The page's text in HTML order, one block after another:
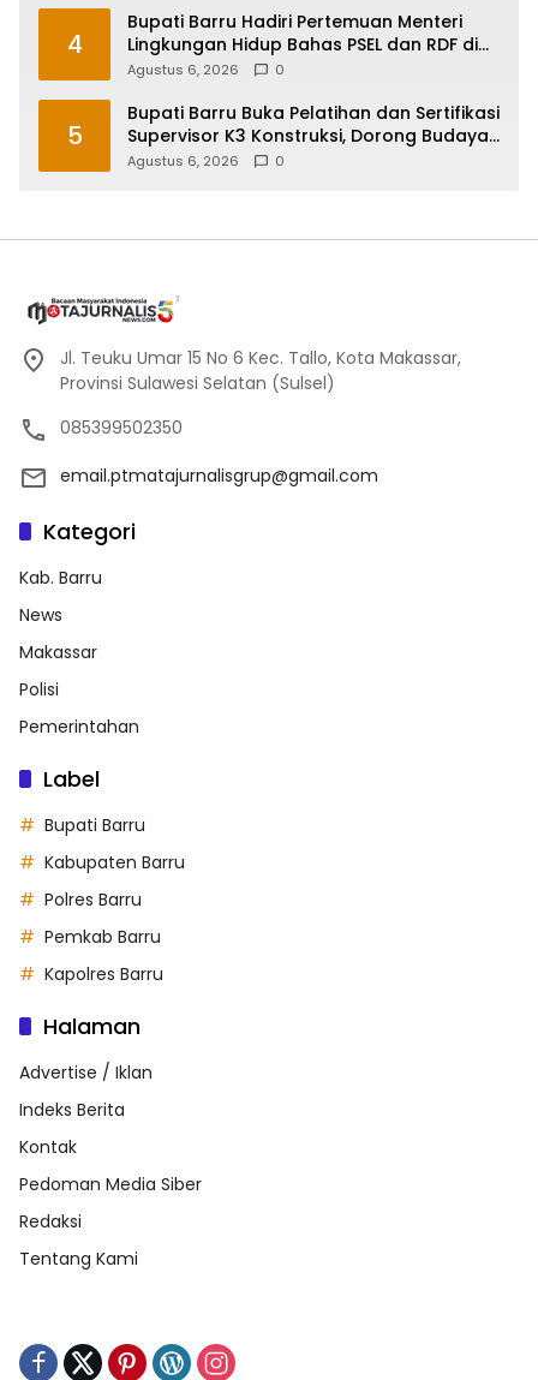
4
Bupati Barru Hadiri Pertemuan Menteri
Lingkungan Hidup Bahas PSEL dan RDF di
Sulsel
Agustus 6, 2026 0
5
Bupati Barru Buka Pelatihan dan Sertifikasi
Supervisor K3 Konstruksi, Dorong Budaya
Zero Accident
Agustus 6, 2026 0
Jl. Teuku Umar 15 No 6 Kec. Tallo, Kota Makassar,
Provinsi Sulawesi Selatan (Sulsel)
085399502350
email.ptmatajurnalisgrup@gmail.com
Kategori
Kab. Barru
News
Makassar
Polisi
Pemerintahan
Label
Bupati Barru
Kabupaten Barru
Polres Barru
Pemkab Barru
Kapolres Barru
Halaman
Advertise / Iklan
Indeks Berita
Kontak
Pedoman Media Siber
Redaksi
Tentang Kami